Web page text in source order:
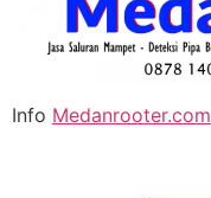
Info Medanrooter.com